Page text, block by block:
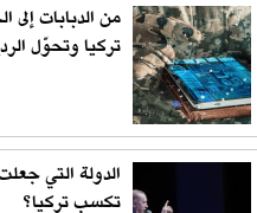
من الدبابات إلى
تركيا وتحوّل
الدولة التي
تكسب تركيا؟